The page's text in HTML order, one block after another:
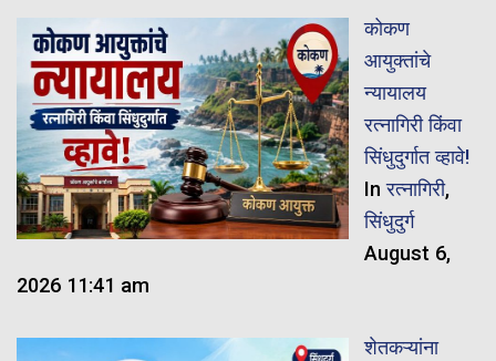
कोकण
आयुक्तांचे
न्यायालय
रत्नागिरी किंवा
सिंधुदुर्गात व्हावे!
Inरत्नागिरी,
सिंधुदुर्ग
August 6,
2026 11:41 am
शेतकऱ्यांना